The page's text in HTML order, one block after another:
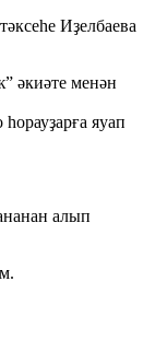
Иҙелбаева
әкиәте менән
яуап
алып